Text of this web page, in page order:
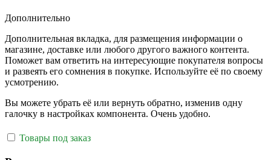
Дополнительно
Дополнительная вкладка, для размещения информации о
магазине, доставке или любого другого важного контента.
Поможет вам ответить на интересующие покупателя вопросы
и развеять его сомнения в покупке. Используйте её по своему
усмотрению.
Вы можете убрать её или вернуть обратно, изменив одну
галочку в настройках компонента. Очень удобно.
Товары под заказ